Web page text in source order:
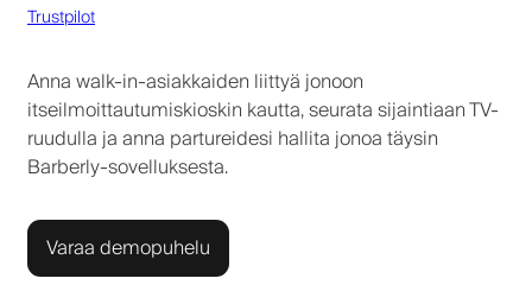
Trustpilot
Anna walk-in-asiakkaiden liittyä jonoon
itseilmoittautumiskioskin kautta, seurata sijaintiaan TV-
ruudulla ja anna partureidesi hallita jonoa täysin
Barberly-sovelluksesta.
Varaa demopuhelu